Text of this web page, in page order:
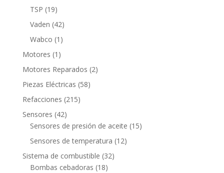
TSP 1919
productos
Vaden 4242
productos
Wabco 1 1
producto
Motores 1 1
producto
Motores Reparados 22
Piezas Eléctricas 5858
Refacciones 215215
Sensores 4242
productos
Sensores de presión de aceite 1515
Sensores de temperatura 1212
Sistema de combustible 3232
Bombas cebadoras 1818